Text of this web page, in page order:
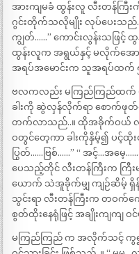
အားကျမခံ ထွန်းလူ လီးတန်ကြီ
ဂွင်းတိုက်သလိုမျိုး လုပ်ပေးသည်..
ကျွတ်……” ကောင်းလွန်းသဖြ
ထွန်းလူက အရွယ်နှင့် မလိုက်အော
အရပ်အမောင်းက သူအရပ်ထက်
ဗလကလည်း မကြည်ကြည်ထက် မ
ခါးကို ဆွဲလှန်လိုက်ရာ စောက်ဖုတ်ဖ
တက်လာသည်..။ ထိုအခိုက်ဝယ် လီ
ဝတွင်တေ့ကာ ခါးကိုနှိမ့်၍ ပင့်
ပြွတ်……ဗြစ်……” “ အင့်…အမေ့
ပေသည့်တိုင် လီးတန်ကြီးက ကြီ
ယောက် သဲအူခိုက်မျှ ကျဉ်ဆိမ့် ရှိန်း
သွင်းရာ လီးတန်ကြီးက တဝက်က
စွတ်ထိုးနေရုံဖြင့် အချိုးကျကျ ဝ
မကြည်ကြည် က အလိုက်သင့် ကွ၍